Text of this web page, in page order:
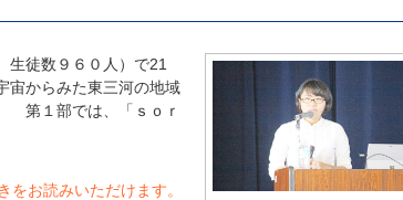
徒数９６０人）で21
宙からみた東三河の地域
第１部では、「ｓｏｒ
をお読みいただけます。